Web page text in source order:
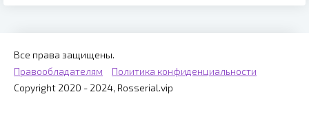
Все права защищены.
Правообладателям
Политика конфиденциальности
Copyright 2020 - 2024, Rosserial.vip